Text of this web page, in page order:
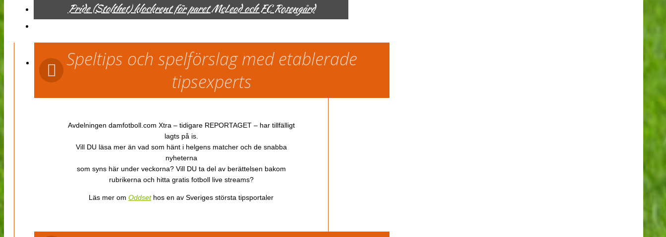
Pride (Stolthet) klockrent för paret McLeod och FC Rosengård
Speltips och spelförslag med etablerade
tipsexperts
Avdelningen damfotboll.com Xtra – tidigare REPORTAGET – har tillfälligt
lagts på is.
Vill DU läsa mer än vad som hänt i helgens matcher och de snabba
nyheterna
som syns här under veckorna? Vill DU ta del av berättelsen bakom
rubrikerna och hitta gratis fotboll live streams?
Läs mer om Oddsethos en av Sveriges största tipsportaler